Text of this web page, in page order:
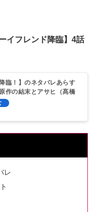
ーイフレンド降臨】4話
臨！】のネタバレあらす
作の結末とアサヒ（髙橋
レ